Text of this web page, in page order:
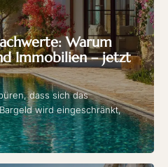
Warum
Immobilien – jetzt
dass sich das
wird eingeschränkt,